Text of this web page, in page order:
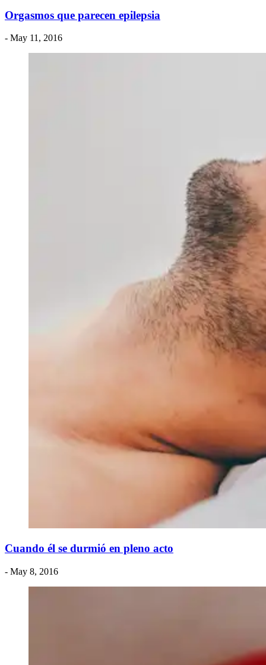
Orgasmos que parecen epilepsia
- May 11, 2016
Cuando él se durmió en pleno acto
- May 8, 2016